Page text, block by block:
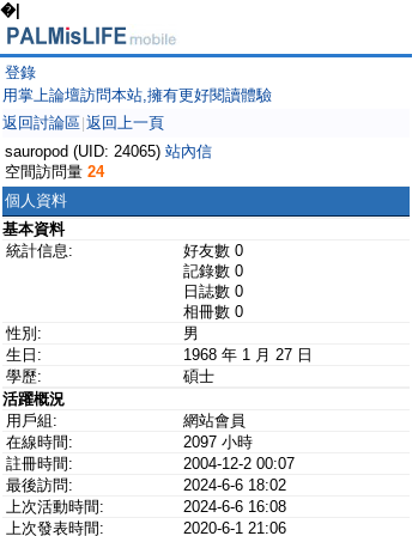
�|
登錄
用掌上論壇訪問本站,擁有更好閱讀體驗
返回討論區 返回上一頁
sauropod (UID: 24065) 站內信
空間訪問量 24
個人資料
基本資料
統計信息:
好友數 0
記錄數 0
日誌數 0
相冊數 0
性別:
男
生日:
1968 年 1 月 27 日
學歷:
碩士
活躍概況
用戶組:
網站會員
在線時間:
2097 小時
註冊時間:
2004-12-2 00:07
最後訪問:
2024-6-6 18:02
上次活動時間:
2024-6-6 16:08
上次發表時間:
2020-6-1 21:06